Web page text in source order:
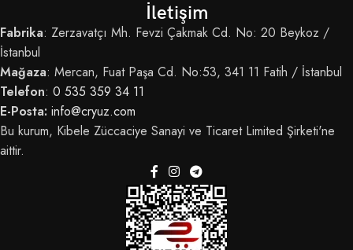
İletişim
Fabrika: Zerzavatçı Mh. Fevzi Çakmak Cd. No: 20 Beykoz /
İstanbul
Mağaza: Mercan, Fuat Paşa Cd. No:53, 341 11 Fatih / İstanbul
Telefon: 0 535 359 34 11
E-Posta: info@cryuz.com
Bu kurum, Kibele Züccaciye Sanayi ve Ticaret Limited Şirketi'ne
aittir.